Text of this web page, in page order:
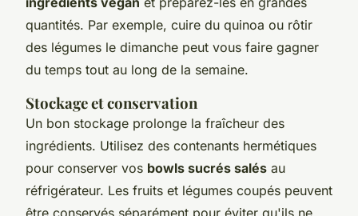
quantités. Par exemple, cuire du quinoa ou rôtir
des légumes le dimanche peut vous faire gagner
du temps tout au long de la semaine.
Stockage et conservation
Un bon stockage prolonge la fraîcheur des
ingrédients. Utilisez des contenants hermétiques
pour conserver vos bowls sucrés salés au
réfrigérateur. Les fruits et légumes coupés peuvent